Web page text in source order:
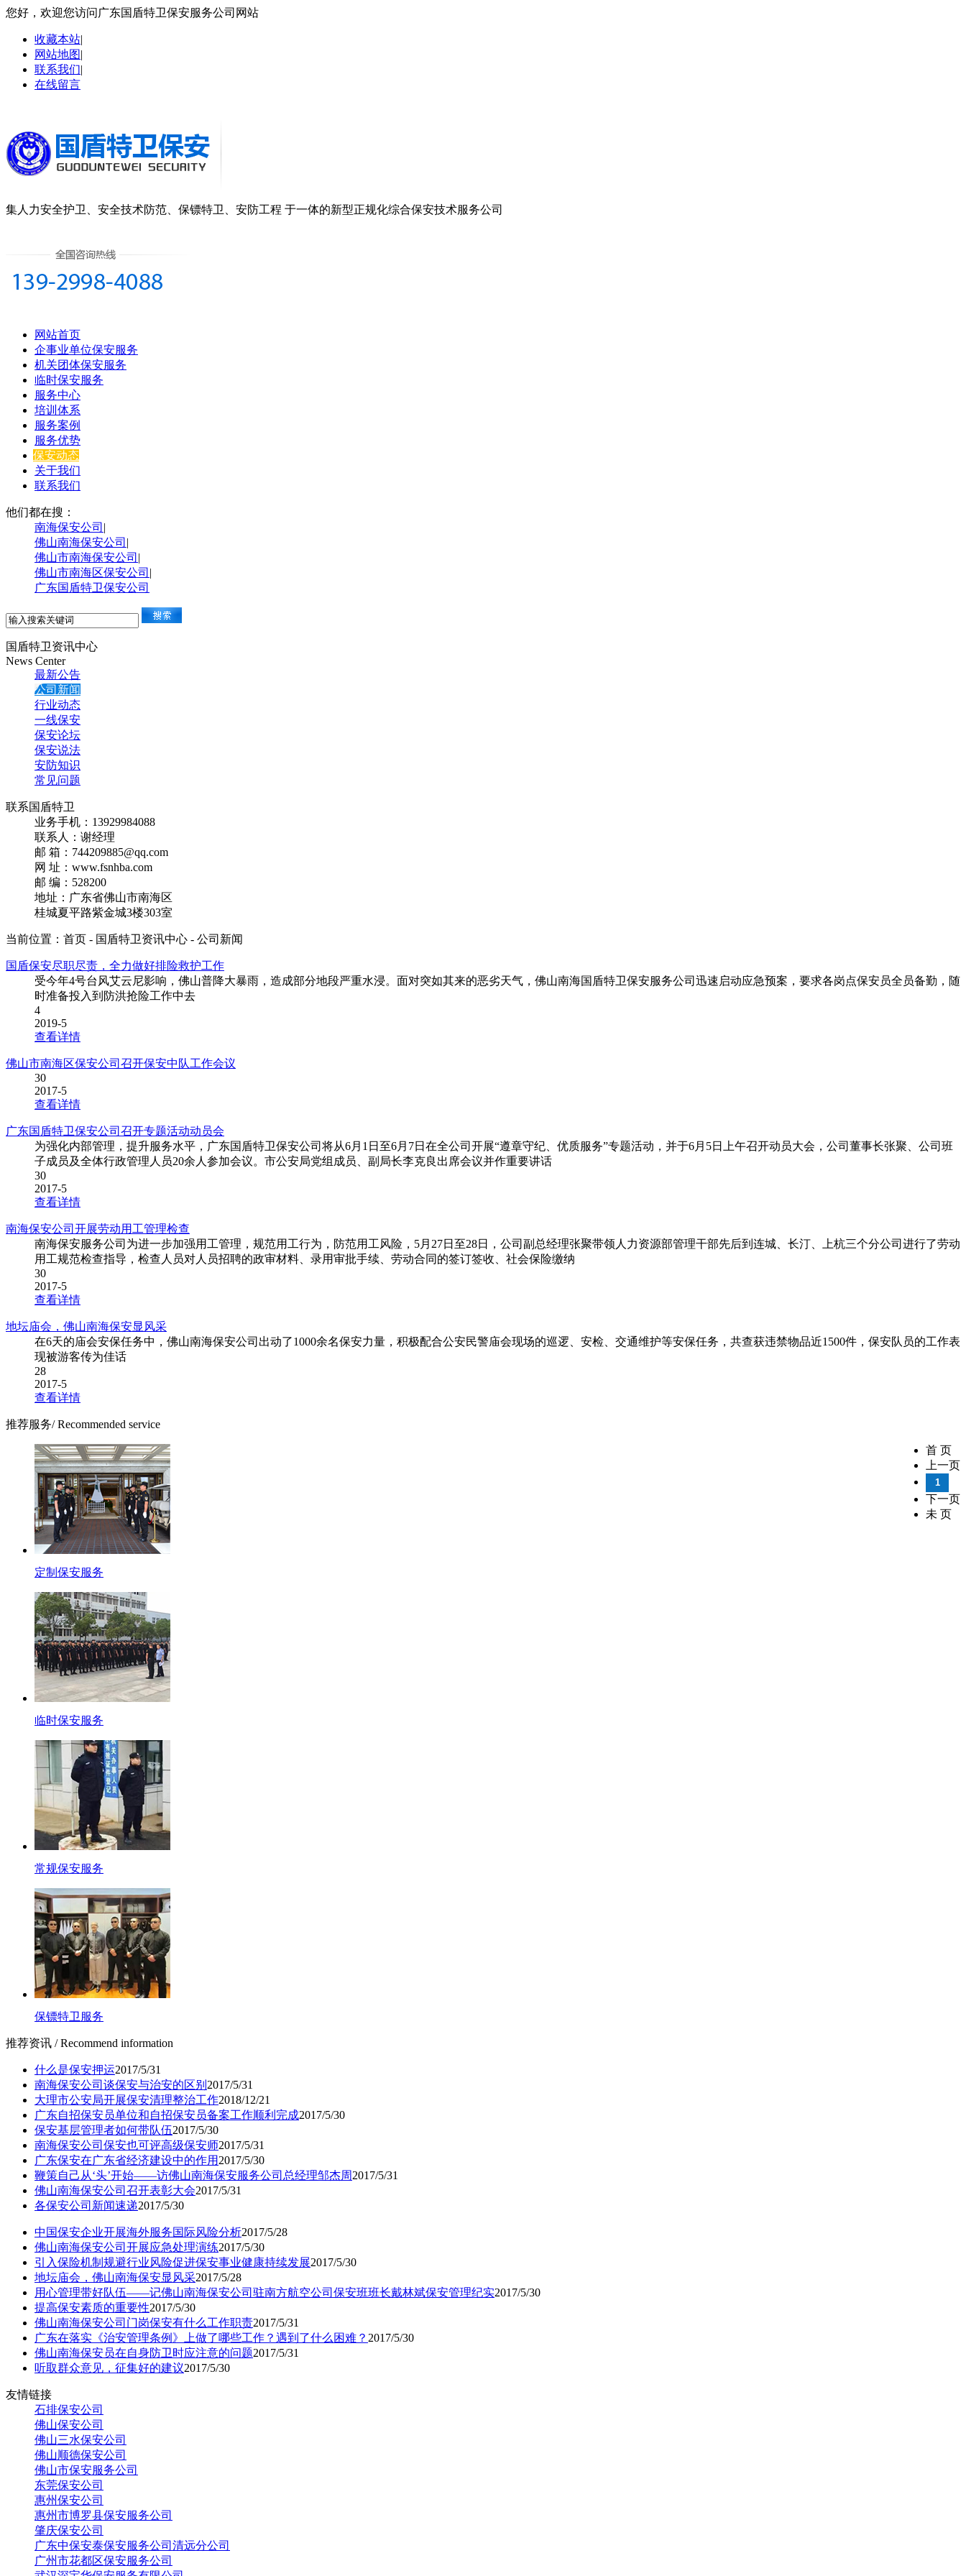
您好，欢迎您访问广东国盾特卫保安服务公司网站
收藏本站|
网站地图|
联系我们|
在线留言
集人力安全护卫、安全技术防范、保镖特卫、安防工程 于一体的新型正规化综合保安技术服务公司
网站首页
企事业单位保安服务
机关团体保安服务
临时保安服务
服务中心
培训体系
服务案例
服务优势
保安动态
关于我们
联系我们
他们都在搜：
南海保安公司 |
佛山南海保安公司 |
佛山市南海保安公司 |
佛山市南海区保安公司 |
广东国盾特卫保安公司
国盾特卫资讯中心
News Center
最新公告
公司新闻
行业动态
一线保安
保安论坛
保安说法
安防知识
常见问题
联系国盾特卫
业务手机：13929984088
联系人：谢经理
邮 箱：744209885@qq.com
网 址：www.fsnhba.com
邮 编：528200
地址：广东省佛山市南海区
桂城夏平路紫金城3楼303室
当前位置：首页 - 国盾特卫资讯中心 - 公司新闻
国盾保安尽职尽责，全力做好排险救护工作
受今年4号台风艾云尼影响，佛山普降大暴雨，造成部分地段严重水浸。面对突如其来的恶劣天气，佛山南海国盾特卫保安服务公司迅速启动应急预案，要求各岗点保安员全员备勤，随
时准备投入到防洪抢险工作中去
4
2019-5
查看详情
佛山市南海区保安公司召开保安中队工作会议
30
2017-5
查看详情
广东国盾特卫保安公司召开专题活动动员会
为强化内部管理，提升服务水平，广东国盾特卫保安公司将从6月1日至6月7日在全公司开展“遵章守纪、优质服务”专题活动，并于6月5日上午召开动员大会，公司董事长张聚、公司班
子成员及全体行政管理人员20余人参加会议。市公安局党组成员、副局长李克良出席会议并作重要讲话
30
2017-5
查看详情
南海保安公司开展劳动用工管理检查
南海保安服务公司为进一步加强用工管理，规范用工行为，防范用工风险，5月27日至28日，公司副总经理张聚带领人力资源部管理干部先后到连城、长汀、上杭三个分公司进行了劳动
用工规范检查指导，检查人员对人员招聘的政审材料、录用审批手续、劳动合同的签订签收、社会保险缴纳
30
2017-5
查看详情
地坛庙会，佛山南海保安显风采
在6天的庙会安保任务中，佛山南海保安公司出动了1000余名保安力量，积极配合公安民警庙会现场的巡逻、安检、交通维护等安保任务，共查获违禁物品近1500件，保安队员的工作表
现被游客传为佳话
28
2017-5
查看详情
首 页
上一页
1
下一页
未 页
推荐服务/ Recommended service
定制保安服务
临时保安服务
常规保安服务
保镖特卫服务
推荐资讯 / Recommend information
什么是保安押运2017/5/31
南海保安公司谈保安与治安的区别 2017/5/31
大理市公安局开展保安清理整治工作2018/12/21
广东自招保安员单位和自招保安员备案工作顺利完成2017/5/30
保安基层管理者如何带队伍2017/5/30
南海保安公司保安也可评高级保安师2017/5/31
广东保安在广东省经济建设中的作用 2017/5/30
鞭策自己从‘头’开始——访佛山南海保安服务公司总经理邹杰周2017/5/31
佛山南海保安公司召开表彰大会2017/5/31
各保安公司新闻速递2017/5/30
中国保安企业开展海外服务国际风险分析2017/5/28
佛山南海保安公司开展应急处理演练2017/5/30
引入保险机制规避行业风险促进保安事业健康持续发展2017/5/30
地坛庙会，佛山南海保安显风采2017/5/28
用心管理带好队伍——记佛山南海保安公司驻南方航空公司保安班班长戴林斌保安管理纪实2017/5/30
提高保安素质的重要性2017/5/30
佛山南海保安公司门岗保安有什么工作职责2017/5/31
广东在落实《治安管理条例》上做了哪些工作？遇到了什么困难？ 2017/5/30
佛山南海保安员在自身防卫时应注意的问题2017/5/31
听取群众意见，征集好的建议2017/5/30
友情链接
石排保安公司
佛山保安公司
佛山三水保安公司
佛山顺德保安公司
佛山市保安服务公司
东莞保安公司
惠州保安公司
惠州市博罗县保安服务公司
肇庆保安公司
广东中保安泰保安服务公司清远分公司
广州市花都区保安服务公司